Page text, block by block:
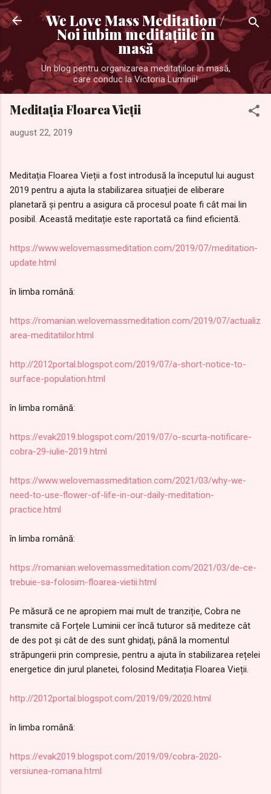
Treceți la conținutul principal
We Love Mass Meditation /
Noi iubim meditaţiile în
masă
Un blog pentru organizarea meditaţiilor în masă,
care conduc la Victoria Luminii!
Meditația Floarea Vieții
august 22, 2019
Meditația Floarea Vieții a fost introdusă la începutul lui august
2019 pentru a ajuta la stabilizarea situației de eliberare
planetară și pentru a asigura că procesul poate fi cât mai lin
posibil. Această meditație este raportată ca fiind eficientă.
https://www.welovemassmeditation.com/2019/07/meditation-
update.html
în limba română:
https://romanian.welovemassmeditation.com/2019/07/actualiz
area-meditatiilor.html
http://2012portal.blogspot.com/2019/07/a-short-notice-to-
surface-population.html
în limba română:
https://evak2019.blogspot.com/2019/07/o-scurta-notificare-
cobra-29-iulie-2019.html
https://www.welovemassmeditation.com/2021/03/why-we-
need-to-use-flower-of-life-in-our-daily-meditation-
practice.html
în limba română:
https://romanian.welovemassmeditation.com/2021/03/de-ce-
trebuie-sa-folosim-floarea-vietii.html
Pe măsură ce ne apropiem mai mult de tranziție, Cobra ne
transmite că Forțele Luminii cer încă tuturor să mediteze cât
de des pot și cât de des sunt ghidați, până la momentul
străpungerii prin compresie, pentru a ajuta în stabilizarea rețelei
energetice din jurul planetei, folosind Meditația Floarea Vieții.
http://2012portal.blogspot.com/2019/09/2020.html
în limba română:
https://evak2019.blogspot.com/2019/09/cobra-2020-
versiunea-romana.html